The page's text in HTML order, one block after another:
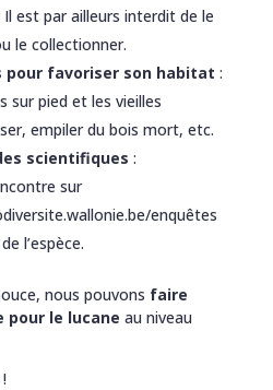
Il est par ailleurs interdit de le
le collectionner.
pour favoriser son habitat :
sur pied et les vieilles
empiler du bois mort, etc.
scientifiques :
sur
enquêtes
l’espèce.
nous pouvons faire
pour le lucane au niveau